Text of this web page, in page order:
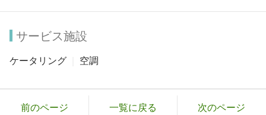
サービス施設
ケータリング 空調
前のページ 一覧に戻る 次のページ